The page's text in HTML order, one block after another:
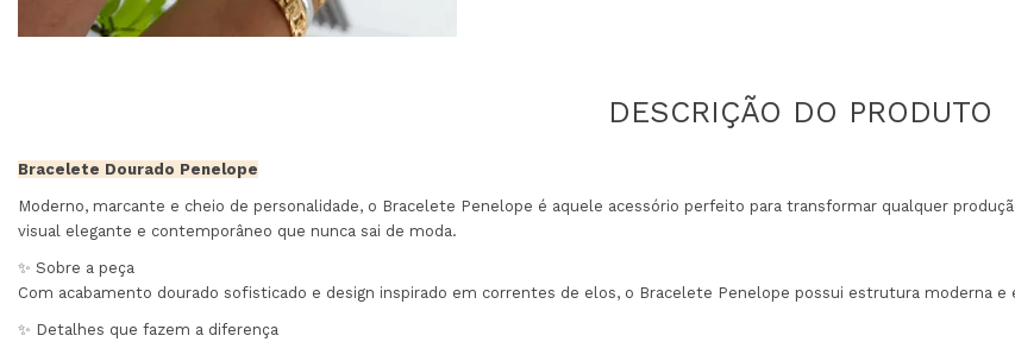
Bracelete Dourado Penelope
Moderno, marcante e cheio de personalidade, o Bracelete Penelope é aquele acessório perfeito para transformar qualquer
visual elegante e contemporâneo que nunca sai de moda.
✨ Sobre a peça
Com acabamento dourado sofisticado e design inspirado em correntes de elos, o Bracelete Penelope possui estrutura moderna
✨ Detalhes que fazem a diferença